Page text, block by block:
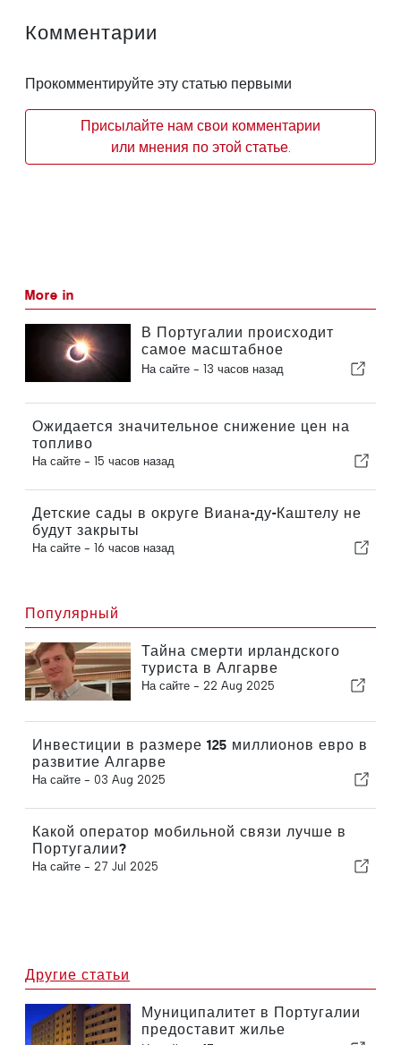
Комментарии
Прокомментируйте эту статью первыми
Присылайте нам свои комментарии
или мнения по этой статье.
More in
В Португалии происходит
самое масштабное
солнечное затмение столетия
На сайте - 13 часов назад
Ожидается значительное снижение цен на
топливо
На сайте - 15 часов назад
Детские сады в округе Виана-ду-Каштелу не
будут закрыты
На сайте - 16 часов назад
Популярный
Тайна смерти ирландского
туриста в Алгарве
На сайте - 22 Aug 2025
Инвестиции в размере 125 миллионов евро в
развитие Алгарве
На сайте - 03 Aug 2025
Какой оператор мобильной связи лучше в
Португалии?
На сайте - 27 Jul 2025
Другие статьи
Муниципалитет в Португалии
предоставит жилье